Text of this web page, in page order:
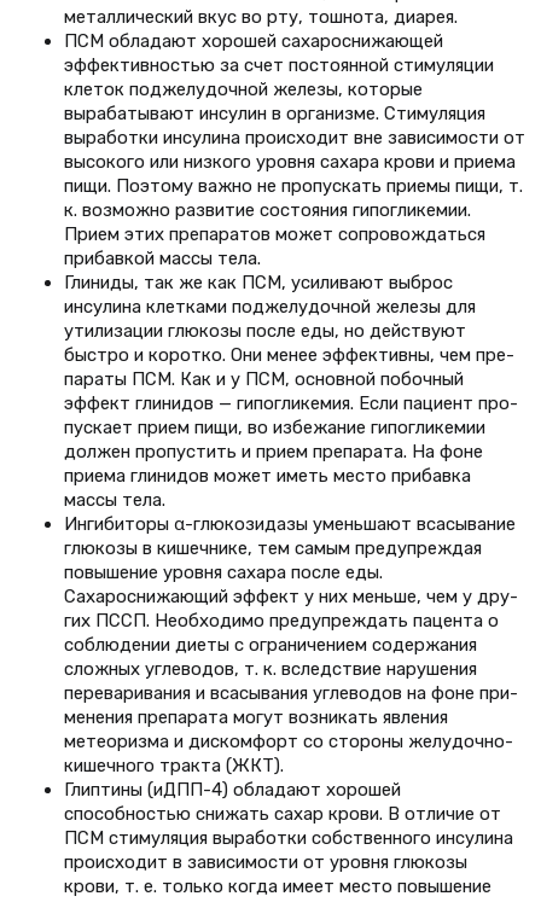
металлический вкус во рту, тошнота, диарея.
ПСМ обладают хорошей сахаросни­жающей
эффективностью за счет постоянной стимуляции
клеток поджелудочной железы, которые
вырабатывают инсулин в организ­ме. Стимуляция
выработки инсули­на происходит вне зависимости от
высокого или низкого уровня саха­ра крови и приема
пищи. Поэтому важно не пропускать приемы пищи, т.
к. возможно развитие состояния гипогликемии.
Прием этих препа­ратов может сопровождаться
при­бавкой массы тела.
Глиниды, так же как ПСМ, уси­ливают выброс
инсулина клет­ками поджелудочной железы для
утилизации глюкозы после еды, но действуют
быстро и коротко. Они менее эффективны, чем пре­
параты ПСМ. Как и у ПСМ, основ­ной побочный
эффект глинидов — гипогликемия. Если пациент про­
пускает прием пищи, во избежание гипогликемии
должен пропустить и прием препарата. На фоне
приема глинидов может иметь место при­бавка
массы тела.
Ингибиторы α-глюкозидазы уменьшают всасывание
глюкозы в кишечнике, тем самым преду­преждая
повышение уровня саха­ра после еды.
Сахароснижающий эффект у них меньше, чем у дру­
гих ПССП. Необходимо предупре­ждать пацента о
соблюдении диеты с ограничением содержания
слож­ных углеводов, т. к. вследствие нарушения
переваривания и вса­сывания углеводов на фоне при­
менения препарата могут возникать явления
метеоризма и дискомфорт со стороны желудочно-
кишечного тракта (ЖКТ).
Глиптины (иДПП-4) обладают хоро­шей
способностью снижать сахар крови. В отличие от
ПСМ стимуля­ция выработки собственного инсу­лина
происходит в зависимости от уровня глюкозы
крови, т. е. только когда имеет место повышение